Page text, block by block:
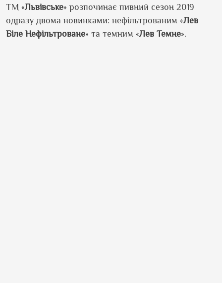
ТМ «Львівське» розпочинає пивний сезон 2019
одразу двома новинками: нефільтрованим «Лев
Біле Нефільтроване» та темним «Лев Темне».